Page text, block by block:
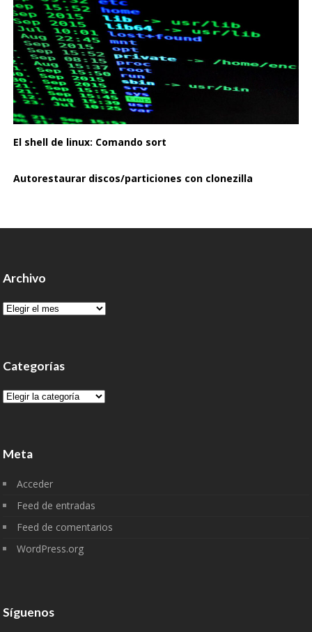
El shell de linux: Comando sort
Autorestaurar discos/particiones con clonezilla
Archivo
Archivo
Categorías
Categorías
Meta
Acceder
Feed de entradas
Feed de comentarios
WordPress.org
Síguenos